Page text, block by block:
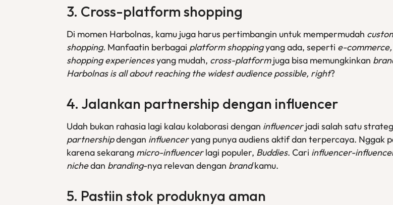
3. Cross-platform shopping
Di momen Harbolnas, kamu juga harus pertimbangin untuk mempermudah
shopping. Manfaatin berbagai platform shoppingyang ada, seperti e-
shopping experiencesyang mudah, cross-platformjuga bisa memungkinkan
Harbolnas is all about reaching the widest audience possible, right?
4. Jalankan partnership dengan influencer
Udah bukan rahasia lagi kalau kolaborasi dengan influencerjadi salah satu
partnershipdengan influenceryang punya audiens aktif dan terpercaya. Nggak
karena sekarang micro-influencerlagi populer, Buddies. Cari influencer-
nichedan branding-nya relevan dengan brandkamu.
5. Pastiin stok produknya aman